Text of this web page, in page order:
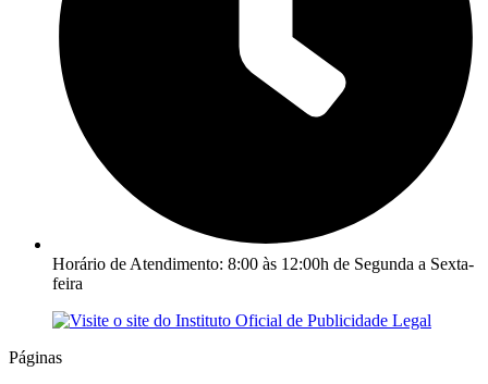
Horário de Atendimento: 8:00 às 12:00h de Segunda a Sexta-
feira
Páginas